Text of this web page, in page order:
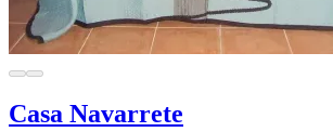
Casa Navarrete